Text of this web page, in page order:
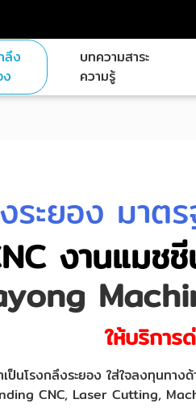
ลึง
ง
บทความสาระ
ความรู้
ระยอง มาต
งานแมช
ให้บริการ
เป็นโรงกลึงระยอง ใส่ใจลงทุนทาง
CNC, Laser Cutting,